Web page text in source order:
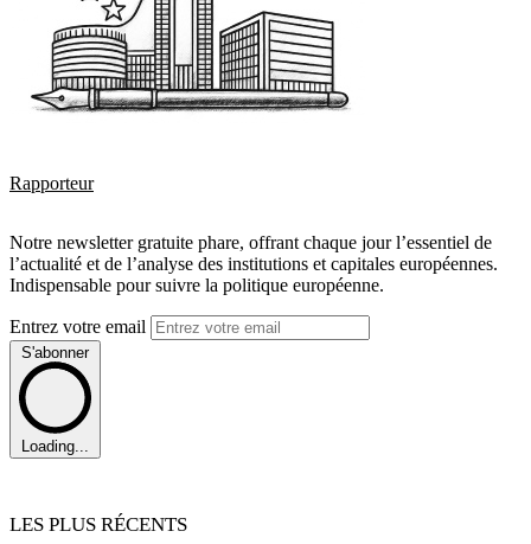
Rapporteur
Notre newsletter gratuite phare, offrant chaque jour l’essentiel de
l’actualité et de l’analyse des institutions et capitales européennes.
Indispensable pour suivre la politique européenne.
Entrez votre email
S'abonner
Loading...
LES PLUS RÉCENTS